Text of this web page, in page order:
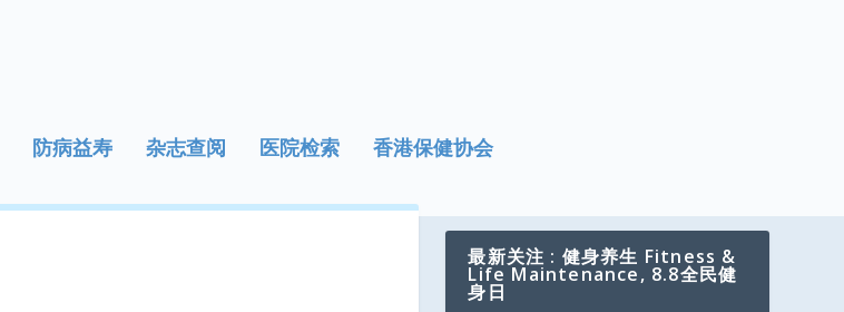
防病益寿 杂志查阅 医院检索 香港保健协会
最新关注 : 健身养生 Fitness &
Life Maintenance, 8.8全民健
身日